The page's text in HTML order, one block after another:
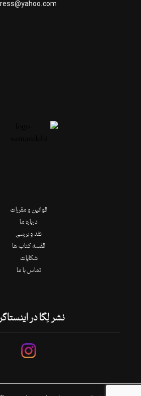
قوانین و مقررات
درباره ما
نقد و بررسی
قفسه کتاب ها
شکایات
تماس با ما
نشر لِگا در